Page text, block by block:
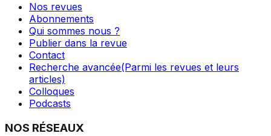
Nos revues
Abonnements
Qui sommes nous ?
Publier dans la revue
Contact
Recherche avancée(Parmi les revues et leurs
articles)
Colloques
Podcasts
NOS RÉSEAUX